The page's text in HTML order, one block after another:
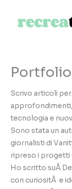
Portfolio
Scrivo articoli
approfondimenti,
tecnologia e
Sono stata un
giornalisti di
ripreso i progetti
Ho scritto suÂ
con curiositÃ e